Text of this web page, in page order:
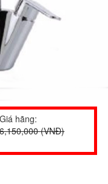
Giá hãng:
6,150,000 (VNĐ)